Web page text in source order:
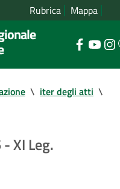
Rubrica Mappa
\ iter degli atti \
XI Leg.